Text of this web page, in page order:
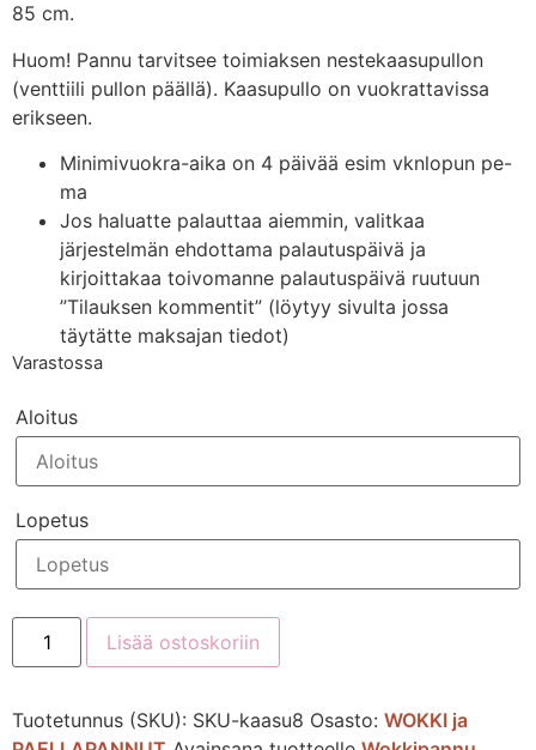
85 cm.
Huom! Pannu tarvitsee toimiaksen nestekaasupullon
(venttiili pullon päällä). Kaasupullo on vuokrattavissa
erikseen.
Minimivuokra-aika on 4 päivää esim vknlopun pe-
ma
Jos haluatte palauttaa aiemmin, valitkaa
järjestelmän ehdottama palautuspäivä ja
kirjoittakaa toivomanne palautuspäivä ruutuun
”Tilauksen kommentit” (löytyy sivulta jossa
täytätte maksajan tiedot)
Varastossa
Aloitus
Lopetus
Lisää ostoskoriin
Tuotetunnus (SKU): SKU-kaasu8 Osasto: WOKKI ja